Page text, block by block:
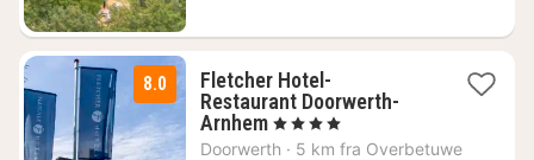
8.0
Fletcher Hotel-
Restaurant Doorwerth-
Arnhem1
natt
, 4 Stjerner
Doorwerth · 5 km fra Overbetuwe